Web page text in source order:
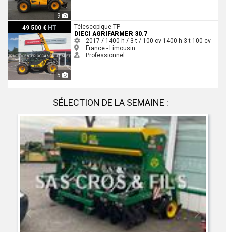
9
49 500 € HT
5
Dieci AGRIFARMER 30.7 Télescopique TP
DIECI AGRIFARMER 30.7
2017 / 1400 h / 3 t / 100 cv 1400 h 3 t 100 cv
France - Limousin
Professionnel
SÉLECTION DE LA SEMAINE :